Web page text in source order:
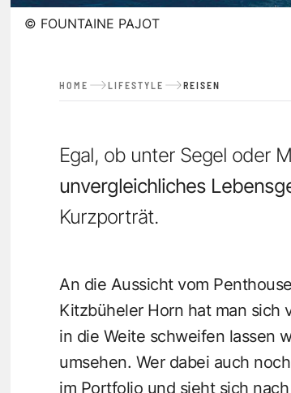
© FOUNTAINE PAJOT
HOME LIFESTYLE REISEN
Egal, ob unter Segel oder
unvergleichliches
Kurzporträt.
An die Aussicht vom
Kitzbüheler Horn hat man sich
in die Weite schweifen lassen
umsehen. Wer dabei auch
im Portfolio und sieht sich